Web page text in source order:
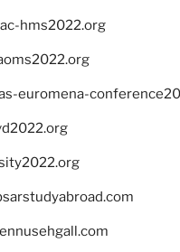
hms2022.org
euromena-